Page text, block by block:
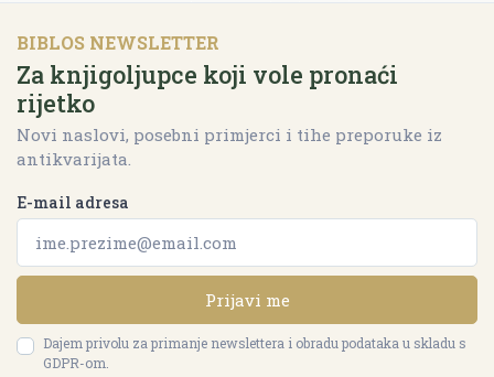
BIBLOS NEWSLETTER
Za knjigoljupce koji vole pronaći
rijetko
Novi naslovi, posebni primjerci i tihe preporuke iz
antikvarijata.
E-mail adresa
Prijavi me
Dajem privolu za primanje newslettera i obradu podataka u skladu s
GDPR-om.